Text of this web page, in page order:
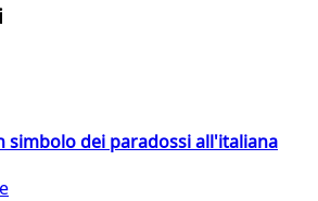
simbolo dei paradossi all'italiana